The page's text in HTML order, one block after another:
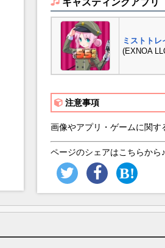
ミストト
(EXNOA
注意事項
画像やアプリ・ゲームに関す
ページのシェアはこちらから♪